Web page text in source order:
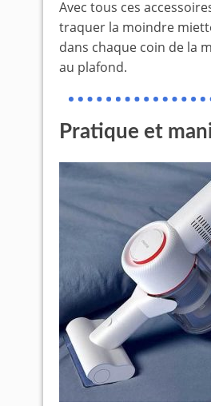
Avec tous ces
traquer la moindre
dans chaque coin de la
au plafond.
Pratique et